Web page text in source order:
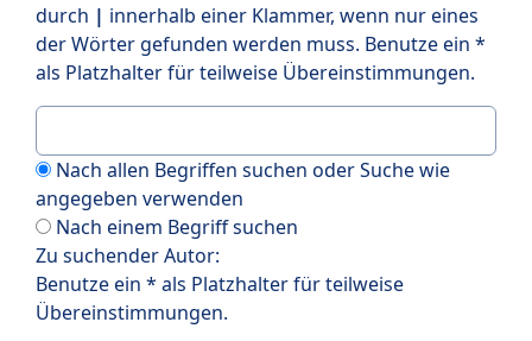
durch | innerhalb einer Klammer, wenn nur eines
der Wörter gefunden werden muss. Benutze ein *
als Platzhalter für teilweise Übereinstimmungen.
Nach allen Begriffen suchen oder Suche wie
angegeben verwenden
Nach einem Begriff suchen
Zu suchender Autor:
Benutze ein * als Platzhalter für teilweise
Übereinstimmungen.